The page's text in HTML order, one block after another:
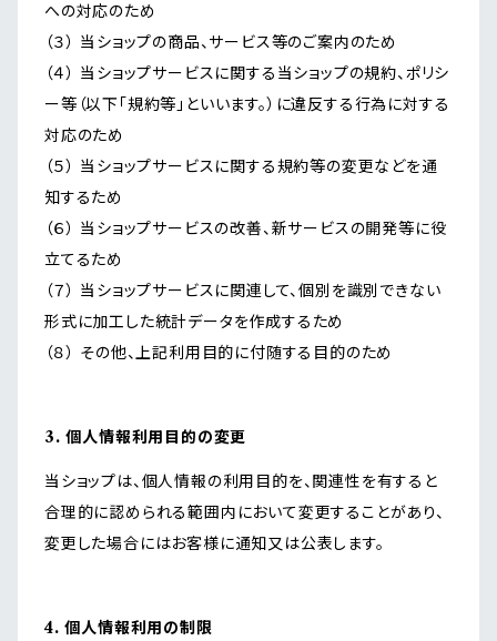
への対応のため
（３） 当ショップの商品、サービス等のご案内のため
（４） 当ショップサービスに関する当ショップの規約、ポリシ
ー等（以下「規約等」といいます。）に違反する行為に対する
対応のため
（５） 当ショップサービスに関する規約等の変更などを通
知するため
（６） 当ショップサービスの改善、新サービスの開発等に役
立てるため
（７） 当ショップサービスに関連して、個別を識別できない
形式に加工した統計データを作成するため
（８） その他、上記利用目的に付随する目的のため
3. 個人情報利用目的の変更
当ショップは、個人情報の利用目的を、関連性を有すると
合理的に認められる範囲内において変更することがあり、
変更した場合にはお客様に通知又は公表します。
4. 個人情報利用の制限